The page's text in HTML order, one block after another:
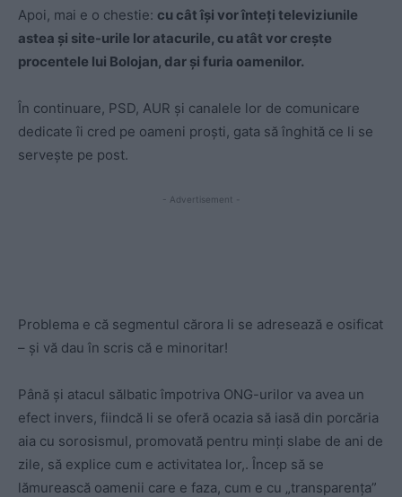
Apoi, mai e o chestie: cu cât își vor înteți televiziunile
astea și site-urile lor atacurile, cu atât vor crește
procentele lui Bolojan, dar și furia oamenilor.
În continuare, PSD, AUR și canalele lor de comunicare
dedicate îi cred pe oameni proști, gata să înghită ce li se
servește pe post.
- Advertisement -
Problema e că segmentul cărora li se adresează e osificat
– și vă dau în scris că e minoritar!
Până și atacul sălbatic împotriva ONG-urilor va avea un
efect invers, fiindcă li se oferă ocazia să iasă din porcăria
aia cu sorosismul, promovată pentru minți slabe de ani de
zile, să explice cum e activitatea lor,. Încep să se
lămurească oamenii care e faza, cum e cu „transparența”